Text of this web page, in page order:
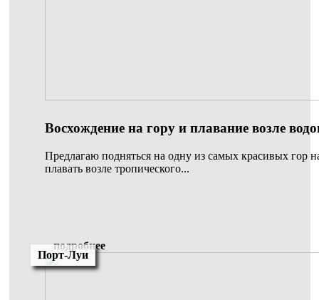
Восхождение на гору и плавание возле
Предлагаю подняться на одну из самых красивых гор
плавать возле тропического...
подробнее
Порт-Луи